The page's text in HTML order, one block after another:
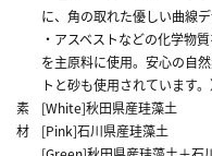
に、角の取れた優しい曲線デ
・アスベストなどの化学物
を主原料に使用。安心の自
トと砂も使用されています。
素
材
[White]秋田県産珪藻土
[Pink]石川県産珪藻土